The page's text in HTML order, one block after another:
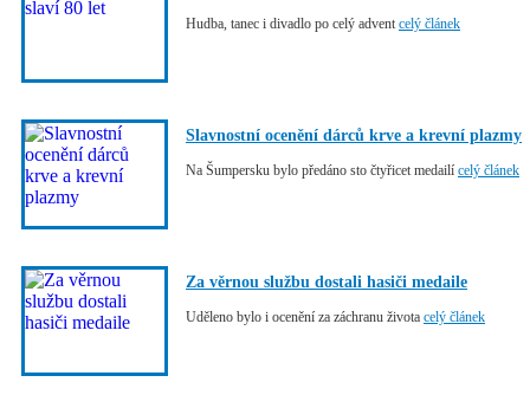
Hudba, tanec i divadlo po celý advent celý článek
Slavnostní ocenění dárců krve a krevní plazmy
Na Šumpersku bylo předáno sto čtyřicet medailí celý článek
Za věrnou službu dostali hasiči medaile
Uděleno bylo i ocenění za záchranu života celý článek